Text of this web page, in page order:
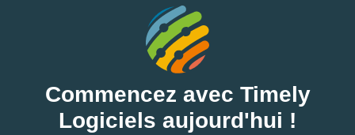
Commencez avec Timely
Logiciels aujourd'hui !